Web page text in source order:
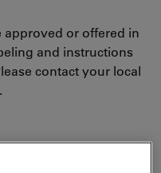
approved or offered in
and instructions
contact your local